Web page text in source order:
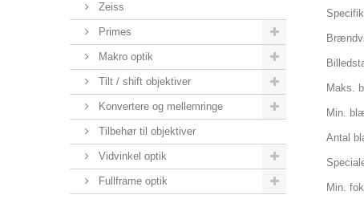
Zeiss
Primes
Makro optik
Tilt / shift objektiver
Konvertere og mellemringe
Tilbehør til objektiver
Vidvinkel optik
Fullframe optik
Maks.
Min.
Antal
Min.